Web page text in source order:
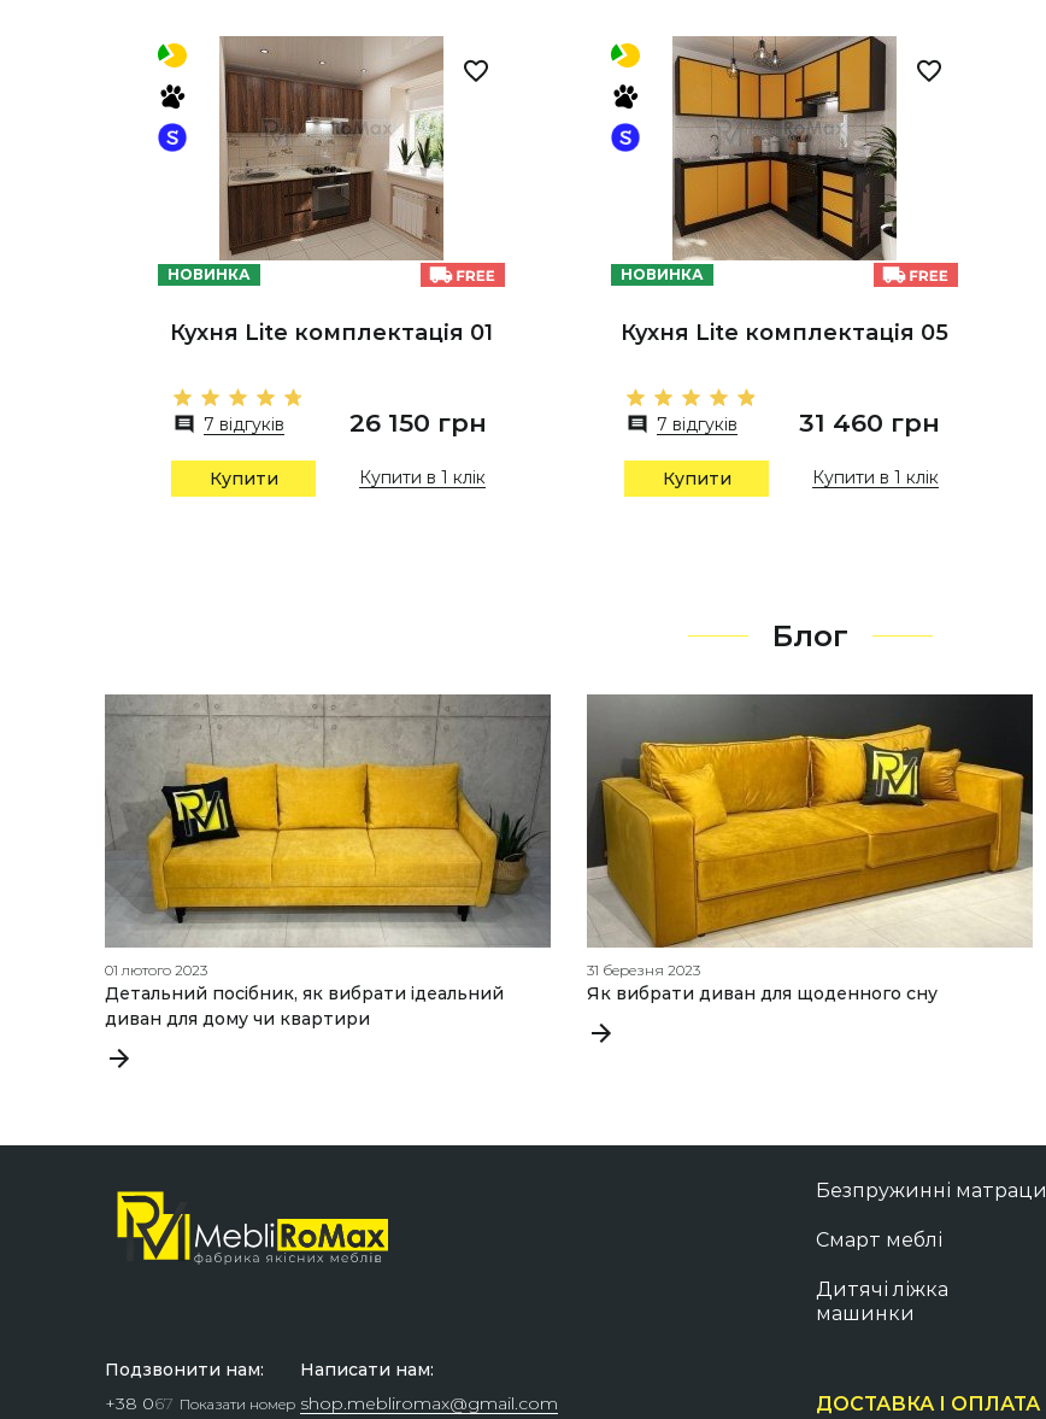
НОВИНКА
Кухня Lite комплектація 01
7 відгуків 26 150 грн
Купити Купити в 1 клік
НОВИНКА
Кухня Lite комплектація 05
7 відгуків 31 460 грн
Купити Купити в 1 клік
Блог
01 лютого 2023
Детальний посібник, як вибрати ідеальний
диван для дому чи квартири
31 березня 2023
Як вибрати диван для щоденного сну
Безпружинні матраци
Смарт меблі
Дитячі ліжка
машинки
Подзвонити нам:
+38 067 Показати номер
Написати нам:
shop.mebliromax@gmail.com
ДОСТАВКА І ОПЛАТА